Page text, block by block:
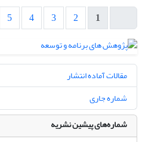
1
2
3
4
5
مقالات آماده انتشار
شماره جاری
شماره‌های پیشین نشریه